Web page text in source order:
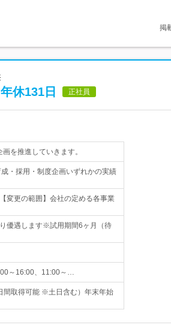
掲
休131日 正社員
を推進していきます。
・採用・制度企画いずれかの実績
変更の範囲】会社の定める各事業
優遇します※試用期間6ヶ月（待
～16:00、11:00～…
間取得可能 ※土日含む）年末年始